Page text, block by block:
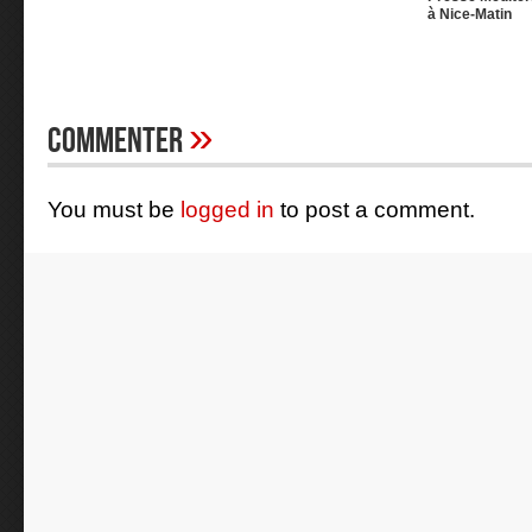
à Nice-Matin
Commenter»
You must be logged in to post a comment.